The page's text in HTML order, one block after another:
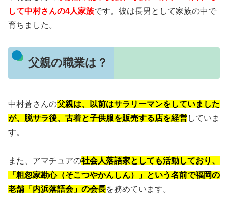
して中村さんの4人家族です。 彼は長男として家族の中で
育ちました。
父親の職業は？
中村蒼さんの父親は、以前はサラリーマンをしていました
が、脱サラ後、古着と子供服を販売する店を経営していま
す。
また、アマチュアの社会人落語家としても活動しており、
「粗忽家勘心（そこつやかんしん）」という名前で福岡の
老舗「内浜落語会」の会長を務めています。